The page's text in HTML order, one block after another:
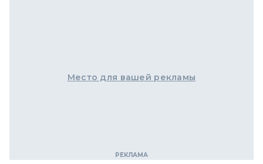
Место для вашей рекламы